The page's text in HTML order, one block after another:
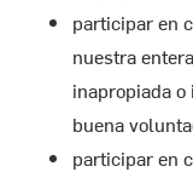
participar en
nuestra
inapropiada
buena
participar en